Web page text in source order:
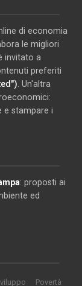
di economia
le migliori
invitato a
preferiti
. Un'altra
e stampare i
: proposti ai
ed
Povertà